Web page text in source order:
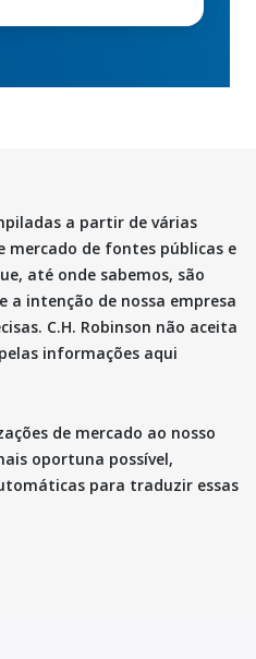
a partir de várias
de fontes públicas e
até onde sabemos, são
a intenção de nossa empresa
C.H. Robinson não aceita
informações aqui
de mercado ao nosso
oportuna possível,
para traduzir essas